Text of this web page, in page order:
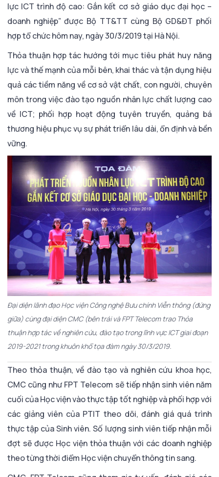
lực ICT trình độ cao: Gắn kết cơ sở giáo dục đại học –
doanh nghiệp” được Bộ TT&TT cùng Bộ GD&ĐT phối
hợp tổ chức hôm nay, ngày 30/3/2019 tại Hà Nội.
Thỏa thuận hợp tác hướng tới mục tiêu phát huy năng
lực và thế mạnh của mỗi bên, khai thác và tận dụng hiệu
quả các tiềm năng về cơ sở vật chất, con người, chuyên
môn trong việc đào tạo nguồn nhân lực chất lượng cao
về ICT; phối hợp hoạt động tuyên truyền, quảng bá
thương hiệu phục vụ sự phát triển lâu dài, ổn định và bền
vững.
Đại diện lãnh đạo Học viện Công nghệ Bưu chính Viễn thông (đứng
giữa) cùng đại diện CMC (bên trái và FPT Telecom trao Thỏa
thuận hợp tác về nghiên cứu, đào tạo trong lĩnh vực ICT giai đoạn
2019-2021 trong khuôn khổ tọa đàm ngày 30/3/2019.
Theo thỏa thuận, về đào tạo và nghiên cứu khoa học,
CMC cũng như FPT Telecom sẽ tiếp nhận sinh viên năm
cuối của Học viện vào thực tập tốt nghiệp và phối hợp với
các giảng viên của PTIT theo dõi, đánh giá quá trình
thực tập của Sinh viên. Số lượng sinh viên tiếp nhận mỗi
đợt sẽ được Học viện thỏa thuận với các doanh nghiệp
theo từng thời điểm Học viện chuyển thông tin sang.